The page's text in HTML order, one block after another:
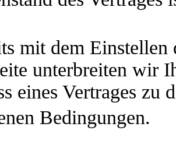
mit dem Einstellen
unterbreiten wir
eines Vertrages zu
Bedingungen.